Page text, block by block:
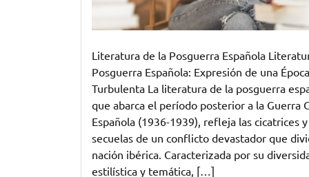
la
España
Literatura de la Posguerra Española
Posguerra Española: Expresión de una Época
Turbulenta La literatura de la posguerra
que abarca el período posterior a la Guerra
Española (1936-1939), refleja las cicatrices
secuelas de un conflicto devastador que
nación ibérica. Caracterizada por su
estilística y temática, […]